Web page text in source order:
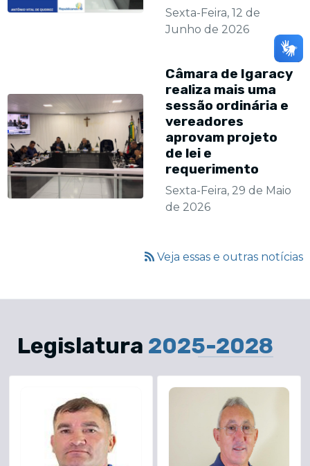
Sexta-Feira, 12 de
Junho de 2026
Câmara de Igaracy
realiza mais uma
sessão ordinária e
vereadores
aprovam projeto
de lei e
requerimento
Sexta-Feira, 29 de Maio
de 2026
Veja essas e outras notícias
Legislatura 2025-2028